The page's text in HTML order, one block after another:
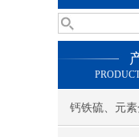
钙铁硫、元